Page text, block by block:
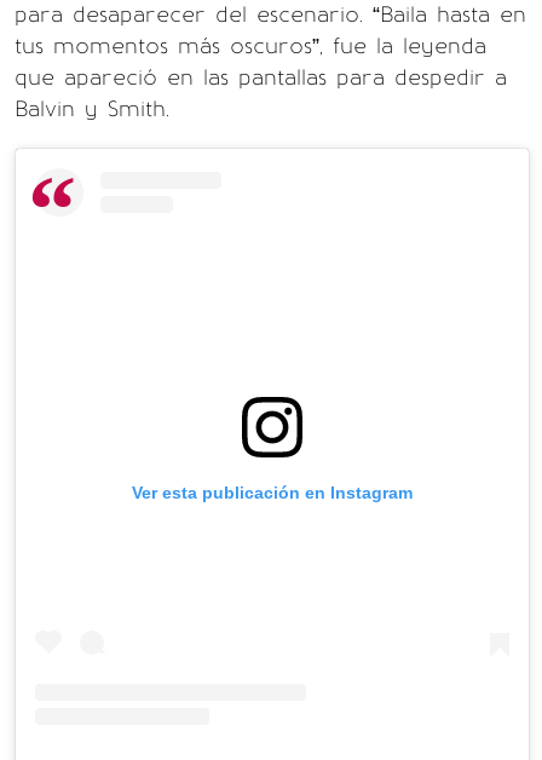
para desaparecer del escenario. “Baila hasta en
tus momentos más oscuros”, fue la leyenda
que apareció en las pantallas para despedir a
Balvin y Smith.
Ver esta publicación en Instagram